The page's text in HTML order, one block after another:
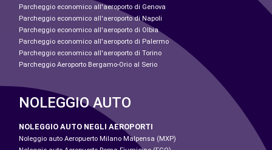
Parcheggio economico all'aeroporto di Genova
Parcheggio economico all'aeroporto di Napoli
Parcheggio economico all'aeroporto di Olbia
Parcheggio economico all'aeroporto di Palermo
Parcheggio economico all'aeroporto di Torino
Parcheggio Aeroporto Bergamo-Orio al Serio
NOLEGGIO AUTO
NOLEGGIO AUTO NEGLI AEROPORTI
Noleggio auto Aeropuerto Milano Malpensa (MXP)